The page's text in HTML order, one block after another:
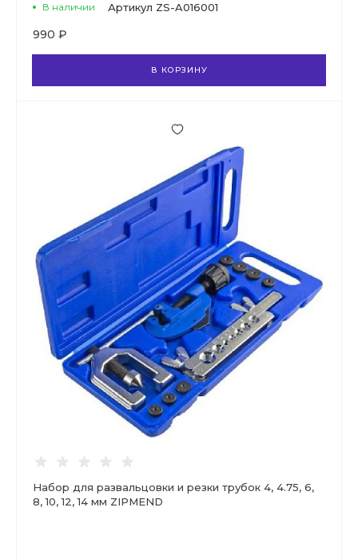
В наличии Артикул ZS-A016001
990 ₽
В КОРЗИНУ
Набор для развальцовки и резки трубок 4, 4.75, 6,
8, 10, 12, 14 мм ZIPMEND